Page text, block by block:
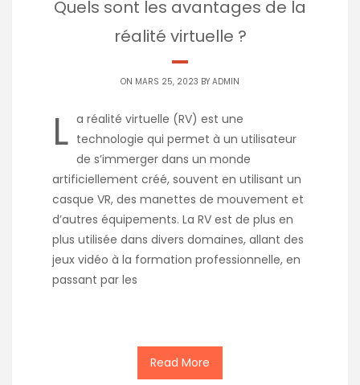
Quels sont les avantages de la
réalité virtuelle ?
ON MARS 25, 2023 BY ADMIN
L a réalité virtuelle (RV) est une
technologie qui permet à un utilisateur
de s’immerger dans un monde
artificiellement créé, souvent en utilisant un
casque VR, des manettes de mouvement et
d’autres équipements. La RV est de plus en
plus utilisée dans divers domaines, allant des
jeux vidéo à la formation professionnelle, en
passant par les
Read More